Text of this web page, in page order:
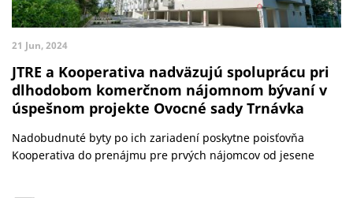
21 Jun, 2024
JTRE a Kooperativa nadväzujú spoluprácu pri
dlhodobom komerčnom nájomnom bývaní v
úspešnom projekte Ovocné sady Trnávka
Nadobudnuté byty po ich zariadení poskytne poisťovňa
Kooperativa do prenájmu pre prvých nájomcov od jesene